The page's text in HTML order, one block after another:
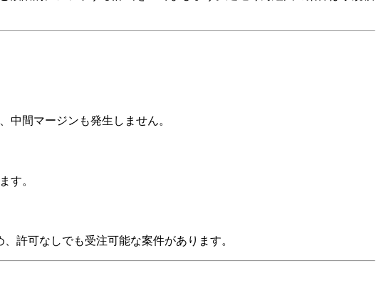
中間マージンも発生しません。
す。
許可なしでも受注可能な案件があります。